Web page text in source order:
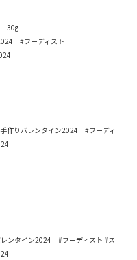
30g
#フーディスト
作りバレンタイン2024 #フーディ
ンタイン2024 #フーディスト #ス